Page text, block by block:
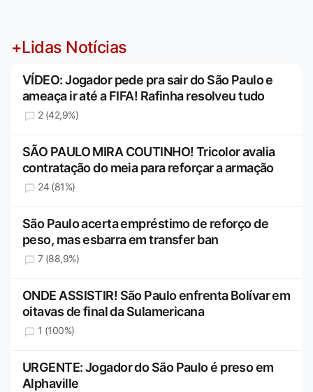
+Lidas Notícias
VÍDEO: Jogador pede pra sair do São Paulo e
ameaça ir até a FIFA! Rafinha resolveu tudo
2 (42,9%)
SÃO PAULO MIRA COUTINHO! Tricolor avalia
contratação do meia para reforçar a armação
24 (81%)
São Paulo acerta empréstimo de reforço de
peso, mas esbarra em transfer ban
7 (88,9%)
ONDE ASSISTIR! São Paulo enfrenta Bolívar em
oitavas de final da Sulamericana
1 (100%)
URGENTE: Jogador do São Paulo é preso em
Alphaville